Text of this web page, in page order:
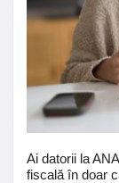
Ai datorii la
fiscală în doar